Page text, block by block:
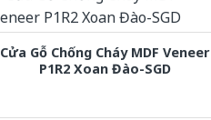
Cửa Gỗ Chống Cháy MDF Veneer
P1R2 Xoan Đào-SGD